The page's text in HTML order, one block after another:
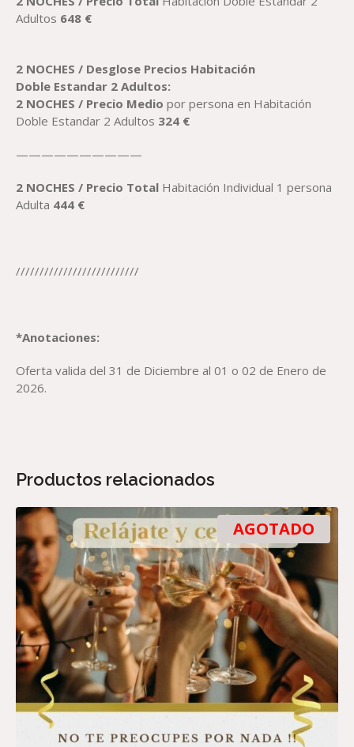
Adultos 648 €
2 NOCHES / Desglose Precios Habitación
Doble Estandar 2 Adultos:
2 NOCHES / Precio Medio por persona en Habitación
Doble Estandar 2 Adultos 324 €
——————————
2 NOCHES / Precio Total Habitación Individual 1 persona
Adulta 444 €
//////////////////////////
*Anotaciones:
Oferta valida del 31 de Diciembre al 01 o 02 de Enero de
2026.
Productos relacionados
AGOTADO